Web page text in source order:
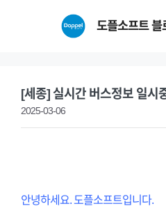
도플소프트 블
[세종] 실시간 버스정보 일시
2025-03-06
안녕하세요. 도플소프트입니다.